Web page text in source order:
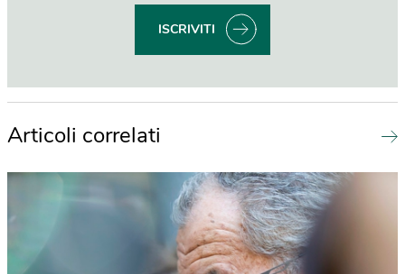
ISCRIVITI
Articoli correlati